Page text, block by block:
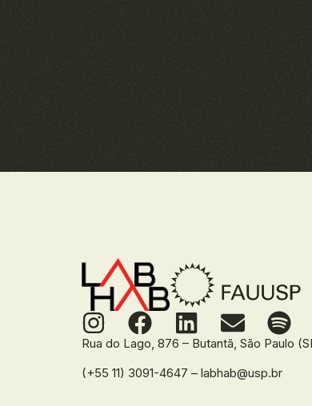
Rua do Lago, 876 – Butantã, São Paulo
(+55 11) 3091-4647 – labhab@usp.br